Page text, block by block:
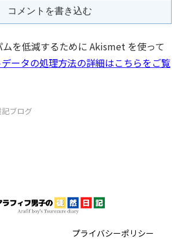
コメントを書き込む
ムを低減するために Akismet を使って
ータの処理方法の詳細はこちらをご覧
ブログ
プライバシーポリシー